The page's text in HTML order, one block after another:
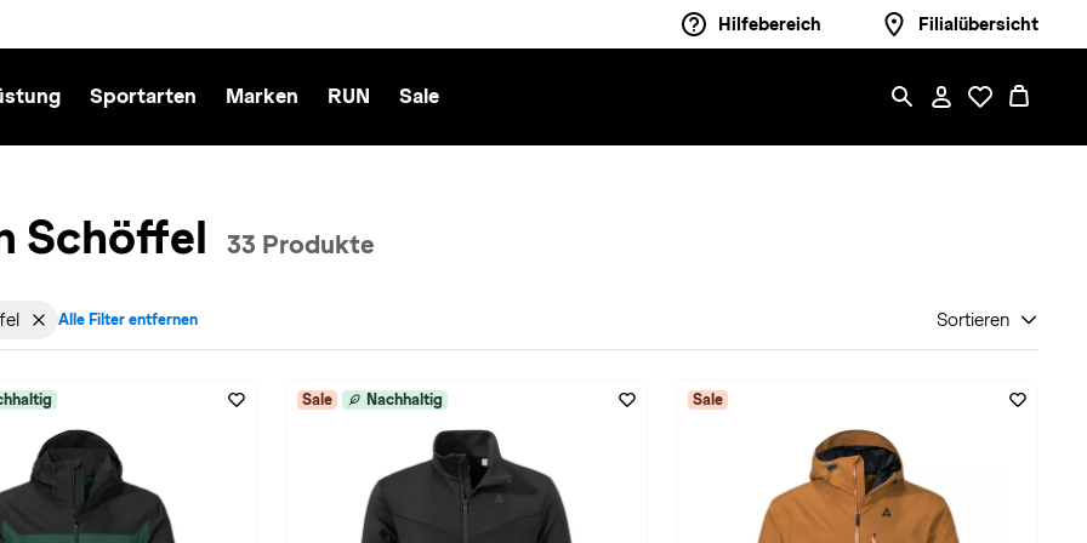
Hilfebereich Filialübersicht
Sportarten Marken RUN Sale
Schöffel 33 Produkte
Herren entfernen
Sportart: Ski entfernen
aktiv für Marke: Schöffel entfernen
Alle Filter entfernen Sortieren
Sale Nachhaltig Sale